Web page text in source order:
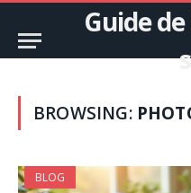
Guide
BROWSING:
BLOG